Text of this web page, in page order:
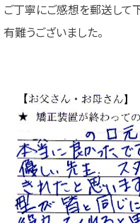
ご丁寧にご感想を郵送して
有難うございました。